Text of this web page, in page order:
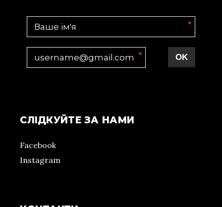
*
* OK
СЛІДКУЙТЕ ЗА НАМИ
Facebook
Instagram